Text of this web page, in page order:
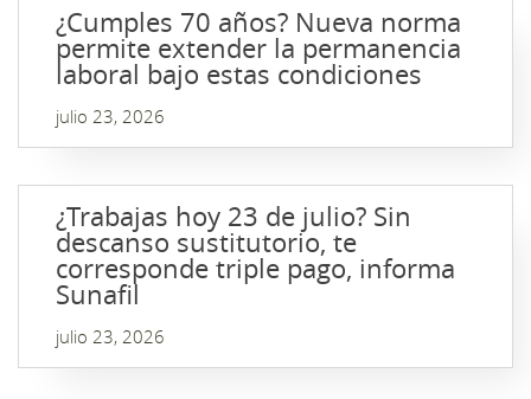
¿Cumples 70 años? Nueva norma
permite extender la permanencia
laboral bajo estas condiciones
julio 23, 2026
¿Trabajas hoy 23 de julio? Sin
descanso sustitutorio, te
corresponde triple pago, informa
Sunafil
julio 23, 2026